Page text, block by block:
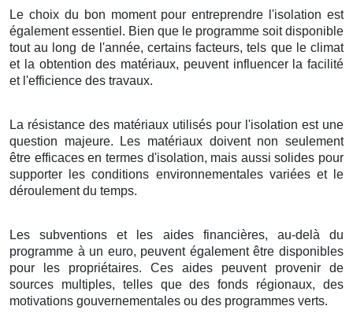
Le choix du bon moment pour entreprendre l'isolation est
également essentiel. Bien que le programme soit disponible
tout au long de l'année, certains facteurs, tels que le climat
et la obtention des matériaux, peuvent influencer la facilité
et l'efficience des travaux.
La résistance des matériaux utilisés pour l'isolation est une
question majeure. Les matériaux doivent non seulement
être efficaces en termes d'isolation, mais aussi solides pour
supporter les conditions environnementales variées et le
déroulement du temps.
Les subventions et les aides financières, au-delà du
programme à un euro, peuvent également être disponibles
pour les propriétaires. Ces aides peuvent provenir de
sources multiples, telles que des fonds régionaux, des
motivations gouvernementales ou des programmes verts.